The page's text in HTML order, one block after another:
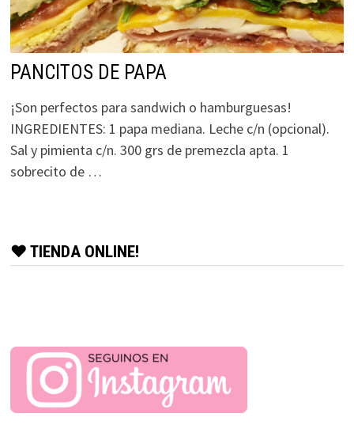
PANCITOS DE PAPA
¡Son perfectos para sandwich o hamburguesas!
INGREDIENTES: 1 papa mediana. Leche c/n (opcional).
Sal y pimienta c/n. 300 grs de premezcla apta. 1
sobrecito de …
♥ TIENDA ONLINE!